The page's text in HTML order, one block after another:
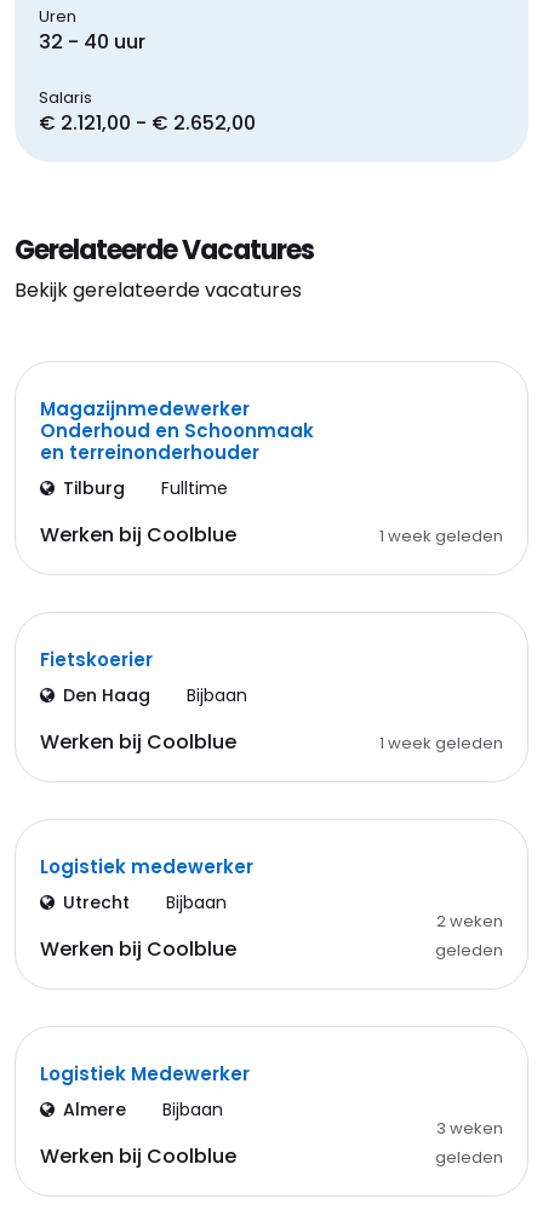
Uren
32 - 40 uur
Salaris
€ 2.121,00 - € 2.652,00
Gerelateerde Vacatures
Bekijk gerelateerde vacatures
Magazijnmedewerker
Onderhoud en Schoonmaak
en terreinonderhouder
Tilburg Fulltime
Werken bij Coolblue 1 week geleden
Fietskoerier
Den Haag Bijbaan
Werken bij Coolblue 1 week geleden
Logistiek medewerker
Utrecht Bijbaan
Werken bij Coolblue
2 weken
geleden
Logistiek Medewerker
Almere Bijbaan
Werken bij Coolblue
3 weken
geleden